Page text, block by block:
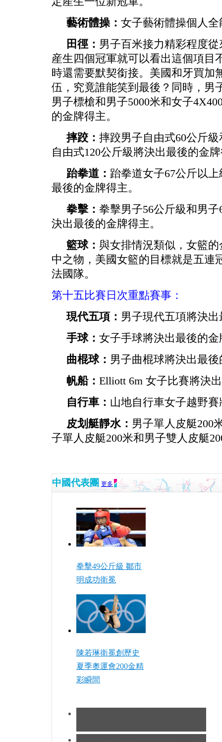
藝術體操： 女子藝術體操個人
田徑： 男子百米接力精彩程度
産生四個冠軍就可以看出這個項目
時還需要默契銜接。美國和牙買加
伍，究竟誰能笑到最後？同時，男
男子標槍和男子5000米和女子
的金牌得主。
摔跤： 摔跤男子自由式60公斤
自由式120公斤級將決出最後的金
跆拳道： 跆拳道女子67公斤以
最後的金牌得主。
拳擊： 拳擊男子56公斤級和男
決出最後的金牌得主。
籃球： 與女排情況類似，女籃
中之物，美國女籃的目標就是五連
法國隊。
第十五比賽日次重點賽事：
現代五項： 男子現代五項將決
手球： 女子手球將決出最後的
曲棍球： 男子曲棍球將決出最
帆船： Elliott 6m 女子比賽將決
自行車： 山地自行車女子越野
皮划艇靜水： 男子單人皮艇200
子單人皮艇200米和男子雙人皮艇
中國代表團 更多
拳擊49公斤級 鄒市
明成功衛冕
陳若琳衛冕創歷史
夏季奧運會200金精
彩瞬間